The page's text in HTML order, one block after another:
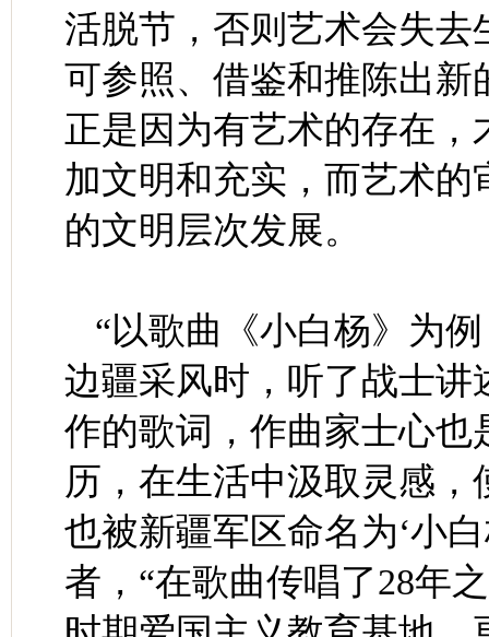
活脱节，否则艺术会失
可参照、借鉴和推陈出
正是因为有艺术的存在
加文明和充实，而艺术
的文明层次发展。
“以歌曲《小白杨》为
边疆采风时，听了战士
作的歌词，作曲家士心
历，在生活中汲取灵感
也被新疆军区命名为‘小
者，“在歌曲传唱了28年